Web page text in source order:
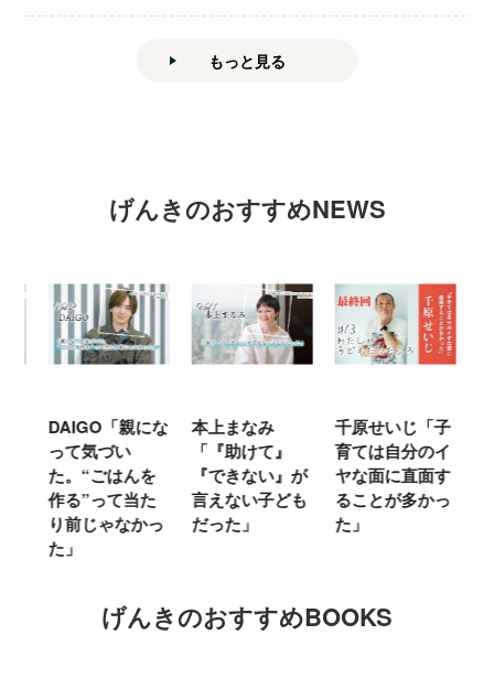
もっと見る
げんきのおすすめNEWS
DAIGO「親にな
って気づい
た。“ごはんを
作る”って当た
り前じゃなかっ
た」
本上まなみ
「『助けて』
『できない』が
言えない子ども
だった」
千原せいじ「子
育ては自分のイ
ヤな面に直面す
ることが多かっ
た」
げんきのおすすめBOOKS